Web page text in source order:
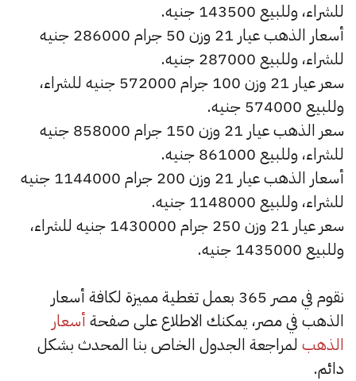
للشراء، وللبيع 143500 جنيه.
أسعار الذهب عيار 21 وزن 50 جرام 286000 جنيه
للشراء، وللبيع 287000 جنيه.
سعر عيار 21 وزن 100 جرام 572000 جنيه للشراء،
وللبيع 574000 جنيه.
سعر الذهب عيار 21 وزن 150 جرام 858000 جنيه
للشراء، وللبيع 861000 جنيه.
أسعار الذهب عيار 21 وزن 200 جرام 1144000 جنيه
للشراء، وللبيع 1148000 جنيه.
سعر عيار 21 وزن 250 جرام 1430000 جنيه للشراء،
وللبيع 1435000 جنيه.
نقوم في مصر 365 بعمل تغطية مميزة لكافة أسعار
الذهب في مصر، يمكنك الاطلاع على صفحة أسعار
الذهب لمراجعة الجدول الخاص بنا المحدث بشكل
دائم.